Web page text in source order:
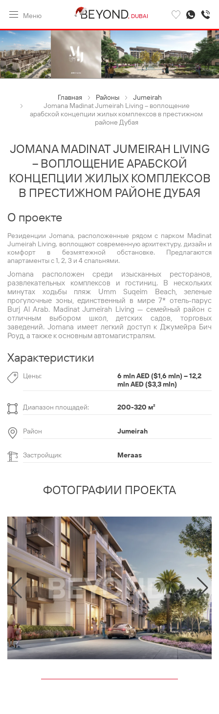
Меню DUBAI
Главная Районы
Jumeirah
Jomana Madinat Jumeirah Living – воплощение
арабской концепции жилых комплексов в престижном
районе Дубая
JOMANA MADINAT JUMEIRAH LIVING
– ВОПЛОЩЕНИЕ АРАБСКОЙ
КОНЦЕПЦИИ ЖИЛЫХ КОМПЛЕКСОВ
В ПРЕСТИЖНОМ РАЙОНЕ ДУБАЯ
О проекте
Резиденции Jomana, расположенные рядом с парком Madinat
Jumeirah Living, воплощают современную архитектуру, дизайн и
комфорт в безмятежной обстановке. Предлагаются
апартаменты с 1, 2, 3 и 4 спальнями.
Jomana расположен среди изысканных ресторанов,
развлекательных комплексов и гостиниц. В нескольких
минутах ходьбы пляж Umm Suqeim Beach, зеленые
прогулочные зоны, единственный в мире 7* отель-парус
Burj Al Arab. Madinat Jumeirah Living — семейный район с
отличным выбором школ, детских садов, торговых
заведений. Jomana имеет легкий доступ к Джумейра Бич
Роуд, а также к основным автомагистралям.
Характеристики
Цены:
6 mln AED ($1,6 mln) – 12,2
mln AED ($3,3 mln)
Диапазон площадей: 200-320 м²
Район Jumeirah
Застройщик Meraas
ФОТОГРАФИИ ПРОЕКТА